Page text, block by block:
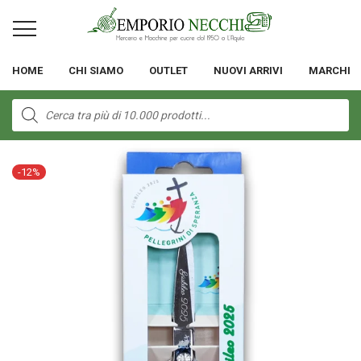
HOME CHI SIAMO OUTLET NUOVI ARRIVI MARCHI
Products
search
-12%